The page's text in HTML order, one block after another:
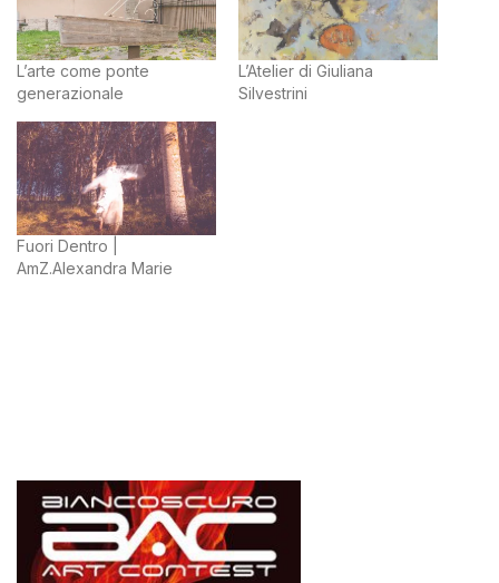
L’arte come ponte
generazionale
L’Atelier di Giuliana
Silvestrini
Fuori Dentro |
AmZ.Alexandra Marie